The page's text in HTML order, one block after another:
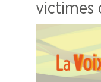
victimes